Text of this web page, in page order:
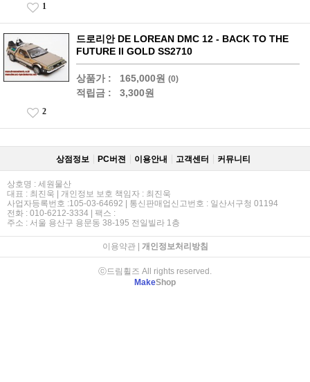
1
드로리안 DE LOREAN DMC 12 - BACK TO THE
FUTURE II GOLD SS2710
상품가 : 165,000원 (0)
적립금 : 3,300원
2
상점정보 PC버젼 이용안내 고객센터 커뮤니티
상호명 : 세원물산
대표 : 최진욱 | 개인정보 보호 책임자 : 최진욱
사업자등록번호 :105-03-64692 | 통신판매업신고번호 : 일산서구청 01194
전화 : 010-6212-3334 | 팩스 :
주소 : 서울 용산구 용문동 38-195 전일빌라 1층
이용약관| 개인정보처리방침
ⓒ드림휠즈 All rights reserved.
MakeShop